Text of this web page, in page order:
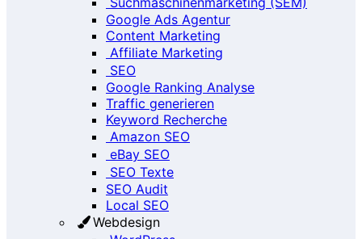
Google Ads Agentur
Content Marketing
Affiliate Marketing
SEO
Google Ranking Analyse
Traffic generieren
Keyword Recherche
Amazon SEO
eBay SEO
SEO Texte
SEO Audit
Local SEO
Webdesign